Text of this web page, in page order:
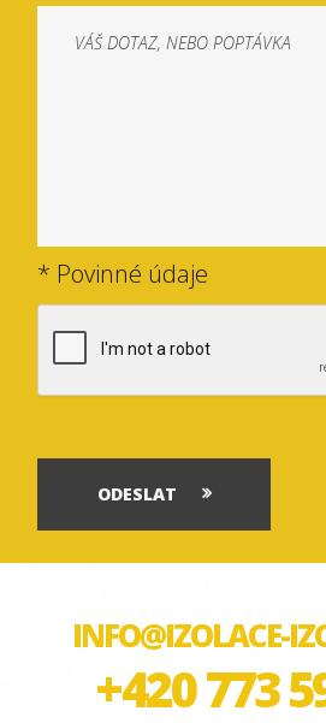
* Povinné údaje
ODESLAT
INFO@IZOLACE-
+420 773